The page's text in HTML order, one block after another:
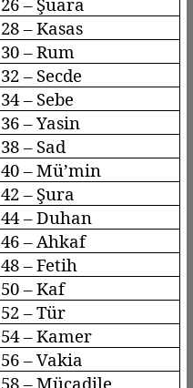
28 –Kasas
30 – Rum
32 – Secde
34 – Sebe
36 – Yasin
38 – Sad
40 –Mü’min
42 – Şura
44 –Duhan
46 – Ahkaf
48 – Fetih
50 – Kaf
52 – Tür
54 – Kamer
56 –Vakia
58 –Mücadile